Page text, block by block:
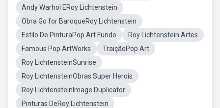
Andy Warhol ERoy Lichtenstein
Obra Go for BaroqueRoy Lichtenstein
Estilo De PinturaPop Art Fundo
Roy Lichtenstein Artes
Famous Pop ArtWorks
TraiçãoPop Art
Roy LichtensteinSunrise
Roy LichtensteinObras Super Herois
Roy LichtensteinImage Duplicator
Pinturas DeRoy Lichtenstein